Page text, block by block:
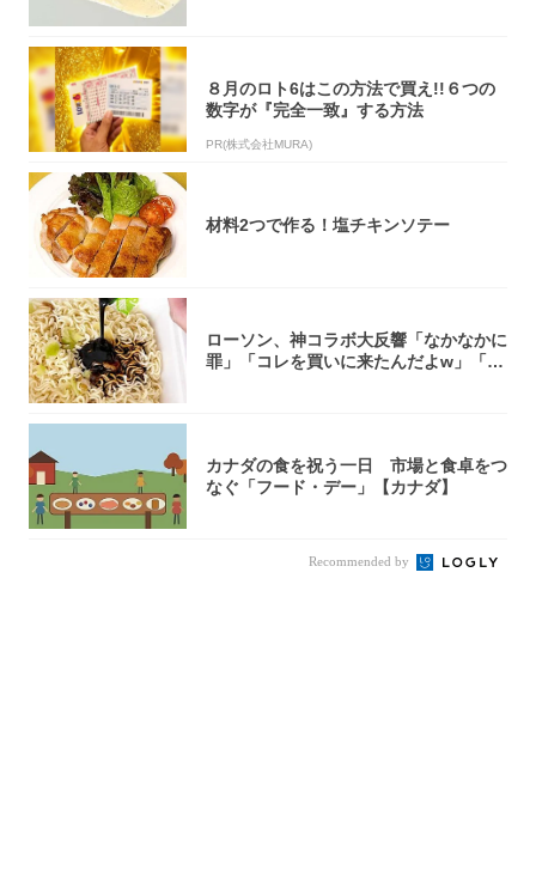
８月のロト6はこの方法で買え!!６つの
数字が『完全一致』する方法
PR(株式会社MURA)
材料2つで作る！塩チキンソテー
ローソン、神コラボ大反響「なかなかに
罪」「コレを買いに来たんだよw」「３
カナダの食を祝う一日 市場と食卓をつ
なぐ「フード・デー」【カナダ】
Recommended by